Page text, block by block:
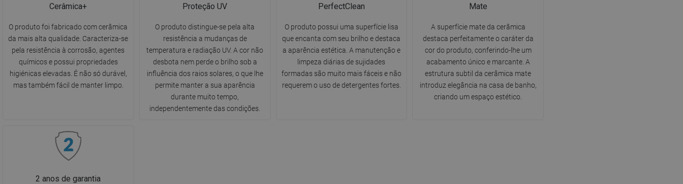
Cerâmica+
O produto foi fabricado com cerâmica
da mais alta qualidade. Caracteriza-se
pela resistência à corrosão, agentes
químicos e possui propriedades
higiénicas elevadas. É não só durável,
mas também fácil de manter limpo.
Proteção UV
O produto distingue-se pela alta
resistência a mudanças de
temperatura e radiação UV. A cor não
desbota nem perde o brilho sob a
influência dos raios solares, o que lhe
permite manter a sua aparência
durante muito tempo,
independentemente das condições.
PerfectClean
O produto possui uma superfície lisa
que encanta com seu brilho e destaca
a aparência estética. A manutenção e
limpeza diárias de sujidades
formadas são muito mais fáceis e não
requerem o uso de detergentes fortes.
Mate
A superfície mate da cerâmica
destaca perfeitamente o caráter da
cor do produto, conferindo-lhe um
acabamento único e marcante. A
estrutura subtil da cerâmica mate
introduz elegância na casa de banho,
criando um espaço estético.
2 anos de garantia